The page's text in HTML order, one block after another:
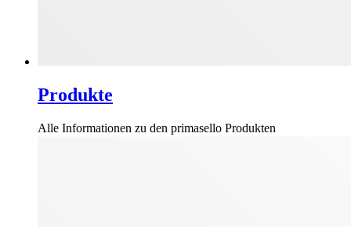
Produkte
Alle Informationen zu den primasello Produkten